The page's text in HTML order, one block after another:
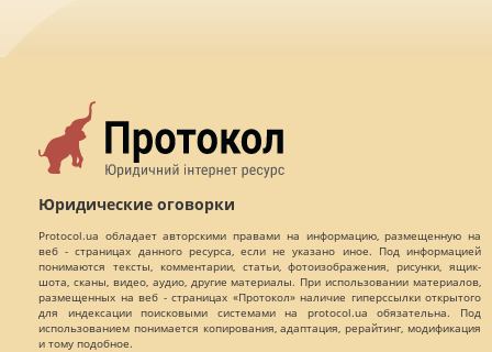
Юридические оговорки
Protocol.ua обладает авторскими правами на информацию, размещенную на
веб - страницах данного ресурса, если не указано иное. Под информацией
понимаются тексты, комментарии, статьи, фотоизображения, рисунки, ящик-
шота, сканы, видео, аудио, другие материалы. При использовании материалов,
размещенных на веб - страницах «Протокол» наличие гиперссылки открытого
для индексации поисковыми системами на protocol.ua обязательна. Под
использованием понимается копирования, адаптация, рерайтинг, модификация
и тому подобное.